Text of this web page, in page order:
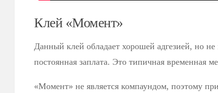
Клей «Момент»
Данный клей обладает хорошей адгезией, но не
постоянная заплата. Это типичная временная
«Момент» не является компаундом, поэтому